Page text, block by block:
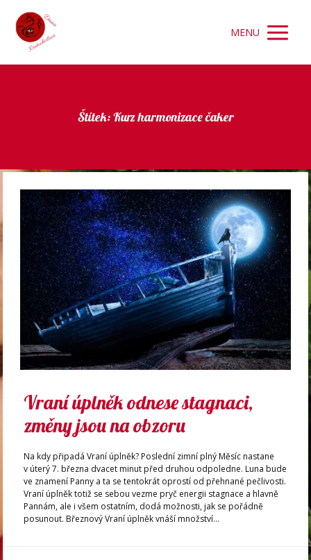
MENU
Štítek: Kurz harmonizace čaker
Vraní úplněk odnese stagnaci,
změny jsou na obzoru
Na kdy připadá Vraní úplněk? Poslední zimní plný Měsíc nastane
v úterý 7. března dvacet minut před druhou odpoledne. Luna bude
ve znamení Panny a ta se tentokrát oprostí od přehnané pečlivosti.
Vraní úplněk totiž se sebou vezme pryč energii stagnace a hlavně
Pannám, ale i všem ostatním, dodá možnosti, jak se pořádně
posunout. Březnový Vraní úplněk vnáší množství...